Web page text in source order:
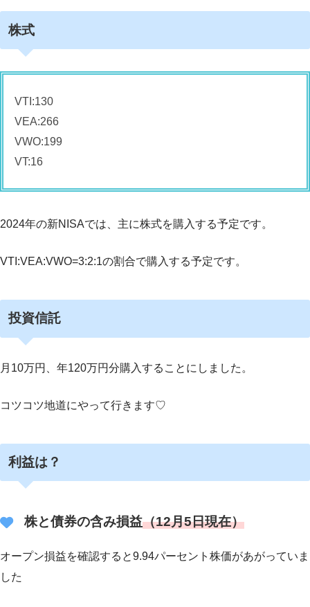
株式
VTI:130
VEA:266
VWO:199
VT:16
2024年の新NISAでは、主に株式を購入する予定です。
VTI:VEA:VWO=3:2:1の割合で購入する予定です。
投資信託
月10万円、年120万円分購入することにしました。
コツコツ地道にやって行きます♡
利益は？
株と債券の含み損益（12月5日現在）
オープン損益を確認すると9.94パーセント株価があがっていま
した